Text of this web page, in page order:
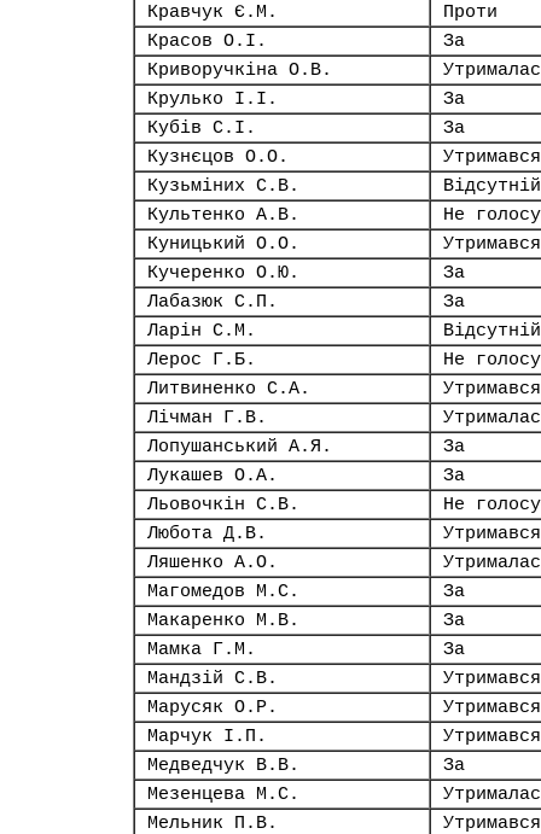
Кравчук Є.М.
Проти
Красов О.І.
За
Криворучкіна О.В.
Крулько І.І.
За
Кубів С.І.
За
Кузнєцов О.О.
Утримався
Кузьміних С.В.
Відсутній
Культенко А.В.
Не
Куницький О.О.
Утримався
Кучеренко О.Ю.
За
Лабазюк С.П.
За
Ларін С.М.
Відсутній
Лерос Г.Б.
Не
Литвиненко С.А.
Утримався
Лічман Г.В.
Лопушанський А.Я.
За
Лукашев О.А.
За
Льовочкін С.В.
Не
Любота Д.В.
Утримався
Ляшенко А.О.
Магомедов М.С.
За
Макаренко М.В.
За
Мамка Г.М.
За
Мандзій С.В.
Утримався
Марусяк О.Р.
Утримався
Марчук І.П.
Утримався
Медведчук В.В.
За
Мезенцева М.С.
Мельник П.В.
Утримався